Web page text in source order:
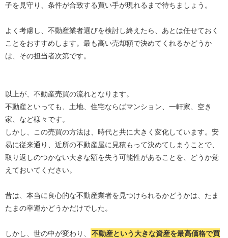
子を見守り、条件が合致する買い手が現れるまで待ちましょう。
よく考慮し、不動産業者選びを検討し終えたら、あとは任せておく
ことをおすすめします。最も高い売却額で決めてくれるかどうか
は、その担当者次第です。
以上が、不動産売買の流れとなります。
不動産といっても、土地、住宅ならばマンション、一軒家、空き
家、など様々です。
しかし、この売買の方法は、時代と共に大きく変化しています。安
易に従来通り、近所の不動産屋に見積もって決めてしまうことで、
取り返しのつかない大きな額を失う可能性があることを、どうか覚
えておいてください。
昔は、本当に良心的な不動産業者を見つけられるかどうかは、たま
たまの幸運かどうかだけでした。
しかし、世の中が変わり、
不動産という大きな資産を最高価格で買